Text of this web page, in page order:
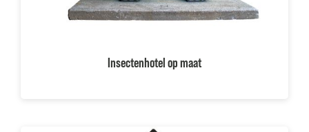
Insectenhotel op maat